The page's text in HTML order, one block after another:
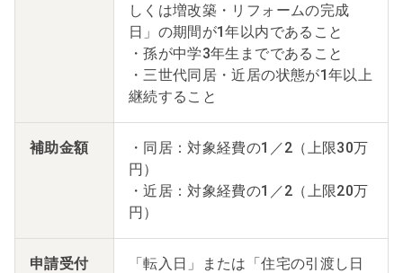
しくは増改築・リフォームの完成
日」の期間が1年以内であること
・孫が中学3年生までであること
・三世代同居・近居の状態が1年以上
継続すること
補助金額
・同居：対象経費の1／2（上限30万
円）
・近居：対象経費の1／2（上限20万
円）
申請受付
「転入日」または「住宅の引渡し日